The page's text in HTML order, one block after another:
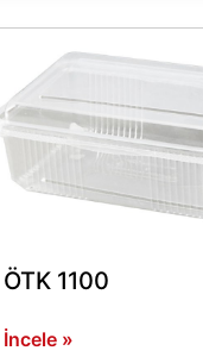
ÖTK 1100
1100
İncele »